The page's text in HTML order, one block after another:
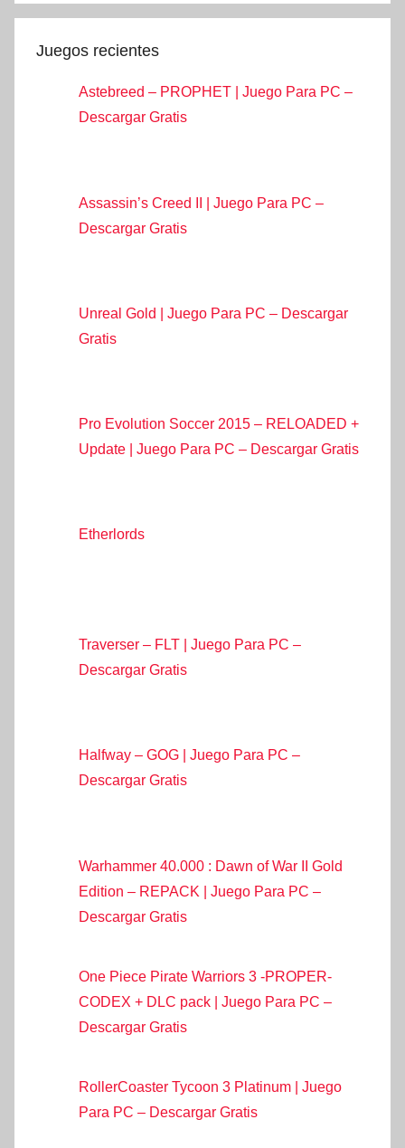
Juegos recientes
Astebreed – PROPHET | Juego Para PC –
Descargar Gratis
Assassin’s Creed II | Juego Para PC –
Descargar Gratis
Unreal Gold | Juego Para PC – Descargar
Gratis
Pro Evolution Soccer 2015 – RELOADED +
Update | Juego Para PC – Descargar Gratis
Etherlords
Traverser – FLT | Juego Para PC –
Descargar Gratis
Halfway – GOG | Juego Para PC –
Descargar Gratis
Warhammer 40.000 : Dawn of War II Gold
Edition – REPACK | Juego Para PC –
Descargar Gratis
One Piece Pirate Warriors 3 -PROPER-
CODEX + DLC pack | Juego Para PC –
Descargar Gratis
RollerCoaster Tycoon 3 Platinum | Juego
Para PC – Descargar Gratis